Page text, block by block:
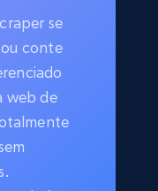
se
conte
web de